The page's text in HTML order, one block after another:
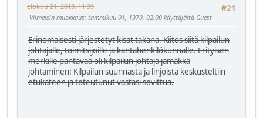
#21
elokuu 21, 2013, 11:39
Viimeisin muokkaus: tammikuu 01, 1970, 02:00 käyttäjältä Guest
Erinomaisesti järjestetyt kisat takana. Kiitos siitä kilpailun
johtajalle, toimitsijoille ja kantahenkilökunnalle. Erityisen
merkille pantavaa oli kilpailun johtaja jämäkkä
johtaminen! Kilpailun suunnasta ja linjoista keskusteltiin
etukäteen ja toteutunut vastasi sovittua.